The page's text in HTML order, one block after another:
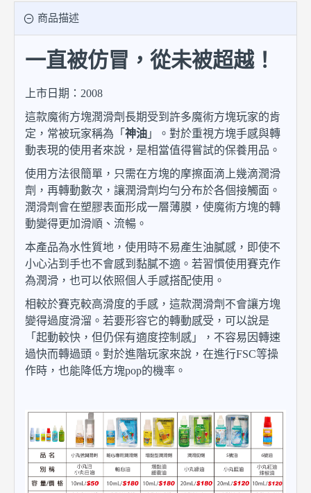
商品描述
一直被仿冒，從未被超越！
上市日期：2008
這款魔術方塊潤滑劑長期受到許多魔術方塊玩家的肯
定，常被玩家稱為「 神油 」。對於重視方塊手感與轉
動表現的使用者來說，是相當值得嘗試的保養用品。
使用方法很簡單，只需在方塊的摩擦面滴上幾滴潤滑
劑，再轉動數次，讓潤滑劑均勻分布於各個接觸面。
潤滑劑會在塑膠表面形成一層薄膜，使魔術方塊的轉
動變得更加滑順、流暢。
本產品為水性質地，使用時不易產生油膩感，即使不
小心沾到手也不會感到黏膩不適。若習慣使用賽克作
為潤滑，也可以依照個人手感搭配使用。
相較於賽克較高滑度的手感，這款潤滑劑不會讓方塊
變得過度滑溜。若要形容它的轉動感受，可以說是
「起動較快，但仍保有適度控制感」，不容易因轉速
過快而轉過頭。對於進階玩家來說，在進行FSC等操
作時，也能降低方塊pop的機率。